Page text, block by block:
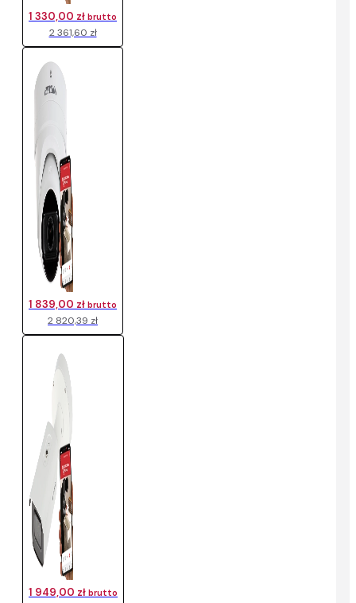
2 361,60 zł
1 330,00 zł brutto
2 820,39 zł
1 839,00 zł brutto
1 949,00 zł brutto